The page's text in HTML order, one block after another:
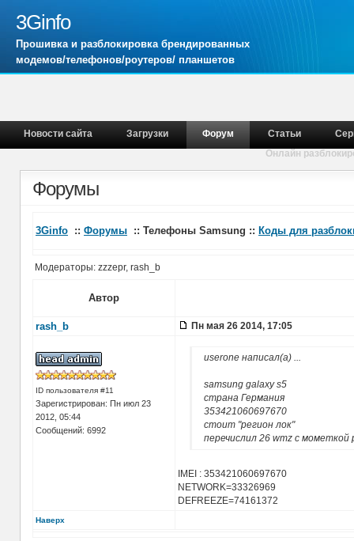
3Ginfo
Прошивка и разблокировка брендированных
модемов/телефонов/роутеров/ планшетов
Новости сайта Загрузки Форум Статьи
Онлайн
Форумы
3Ginfo :: Форумы :: Телефоны Samsung :: Коды для
Модераторы: zzzepr, rash_b
Автор
rash_b Пн мая 26 2014, 17:05
ID пользователя #11
Зарегистрирован: Пн июл 23
2012, 05:44
Сообщений: 6992
userone написал(а) ...
samsung galaxy s5
страна Германия
353421060697670
стоит "регион лок"
перечислил 26 wmz c мометкой
IMEI : 353421060697670
NETWORK=33326969
DEFREEZE=74161372
Наверх